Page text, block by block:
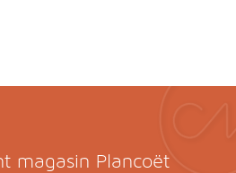
magasin Plancoët